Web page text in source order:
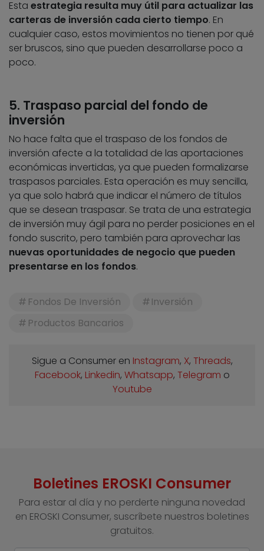
Esta estrategia resulta muy útil para actualizar las
carteras de inversión cada cierto tiempo. En
cualquier caso, estos movimientos no tienen por qué
ser bruscos, sino que pueden desarrollarse poco a
poco.
5. Traspaso parcial del fondo de
inversión
No hace falta que el traspaso de los fondos de
inversión afecte a la totalidad de las aportaciones
económicas invertidas, ya que pueden formalizarse
traspasos parciales. Esta operación es muy sencilla,
ya que solo habrá que indicar el número de títulos
que se desean traspasar. Se trata de una estrategia
de inversión muy ágil para no perder posiciones en el
fondo suscrito, pero también para aprovechar las
nuevas oportunidades de negocio que pueden
presentarse en los fondos.
Fondos De Inversión
Inversión
Productos Bancarios
Sigue a Consumer en Instagram, X, Threads,
Facebook, Linkedin, Whatsapp, Telegram o
Youtube
Boletines EROSKI Consumer
Para estar al día y no perderte ninguna novedad
en EROSKI Consumer, suscríbete nuestros boletines
gratuitos.